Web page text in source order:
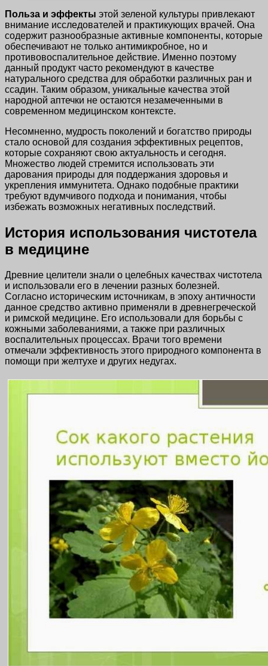
Польза и эффекты этой зеленой культуры привлекают
внимание исследователей и практикующих врачей. Она
содержит разнообразные активные компоненты, которые
обеспечивают не только антимикробное, но и
противовоспалительное действие. Именно поэтому
данный продукт часто рекомендуют в качестве
натурального средства для обработки различных ран и
ссадин. Таким образом, уникальные качества этой
народной аптечки не остаются незамеченными в
современном медицинском контексте.
Несомненно, мудрость поколений и богатство природы
стало основой для создания эффективных рецептов,
которые сохраняют свою актуальность и сегодня.
Множество людей стремится использовать эти
дарования природы для поддержания здоровья и
укрепления иммунитета. Однако подобные практики
требуют вдумчивого подхода и понимания, чтобы
избежать возможных негативных последствий.
История использования чистотела
в медицине
Древние целители знали о целебных качествах чистотела
и использовали его в лечении разных болезней.
Согласно историческим источникам, в эпоху античности
данное средство активно применяли в древнегреческой
и римской медицине. Его использовали для борьбы с
кожными заболеваниями, а также при различных
воспалительных процессах. Врачи того времени
отмечали эффективность этого природного компонента в
помощи при желтухе и других недугах.